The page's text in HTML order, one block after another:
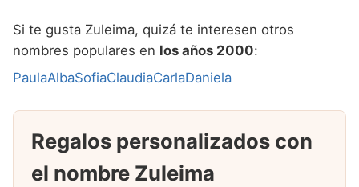
Si te gusta Zuleima, quizá te interesen otros
nombres populares en los años 2000:
PaulaAlbaSofiaClaudiaCarlaDaniela
Regalos personalizados con
el nombre Zuleima